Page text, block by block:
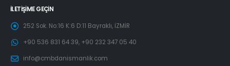
İLETIŞIME GEÇIN
252 Sok. No:16 K:6 D:11 Bayraklı, İZMİR
+90 536 831 64 39, +90 232 347 05 40
info@cmbdanismanlik.com